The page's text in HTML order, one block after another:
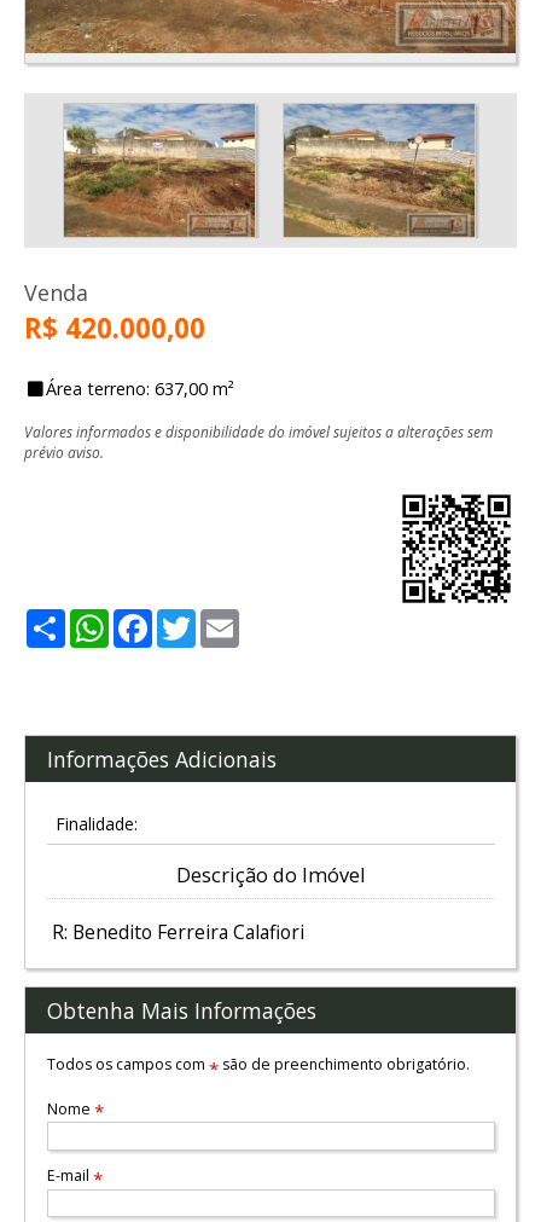
Venda
R$ 420.000,00
Área terreno: 637,00 m²
Valores informados e disponibilidade do imóvel sujeitos a alterações sem
prévio aviso.
ShareWhatsApp
Facebook
Twitter
Informações Adicionais
Finalidade:
Descrição do Imóvel
R: Benedito Ferreira Calafiori
Obtenha Mais Informações
Todos os campos com *são de preenchimento obrigatório.
Nome *
E-mail *